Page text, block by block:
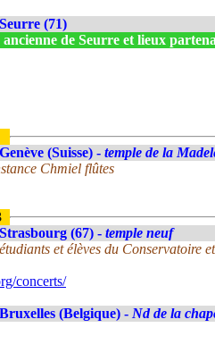
Seurre (71)
ancienne de Seurre et lieux
Genève (Suisse) - temple de la
Chmiel flûtes
Strasbourg (67) - temple neuf
et élèves du Conservatoire
concerts/
Bruxelles (Belgique) - Nd de la